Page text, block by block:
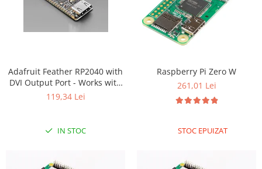
Breadboard
Conectori
Cutii
Butoane, Tastaturi
Adafruit Feather RP2040 with
DVI Output Port - Works with
HDMI
119,34 Lei
IN STOC
Raspberry Pi Zero W
261,01 Lei
STOC EPUIZAT